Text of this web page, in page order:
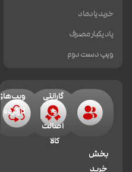
خرید پادماد
پاد یکبار مصرف
ویپ دست دوم
بخش
خرید
گارانتی
و
اصالت
کالا
ویپ‌های
کارکرده